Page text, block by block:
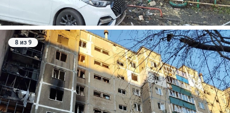
8 из 9